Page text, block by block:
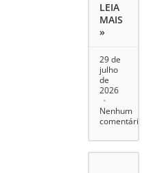
LEIA
MAIS
»
29 de
julho
de
2026
Nenhum
comentário